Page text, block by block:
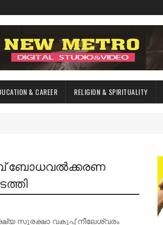
& CAREER RELIGION & SPIRITUALITY
ബോധവൽക്കരണ
സുരക്ഷാ വകുപ്പ് നീലേശ്വരം